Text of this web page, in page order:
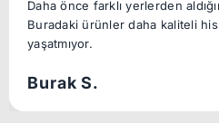
Daha önce farklı yerlerden
Buradaki ürünler daha kaliteli
yaşatmıyor.
Burak S.